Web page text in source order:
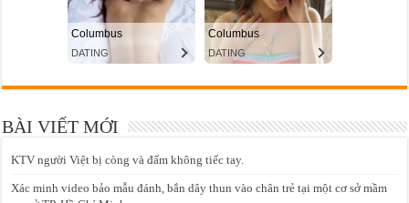
BÀI VIẾT MỚI
KTV người Việt bị còng và đấm không tiếc tay.
Xác minh video bảo mẫu đánh, bắn dây thun vào chân trẻ tại một cơ sở mầm